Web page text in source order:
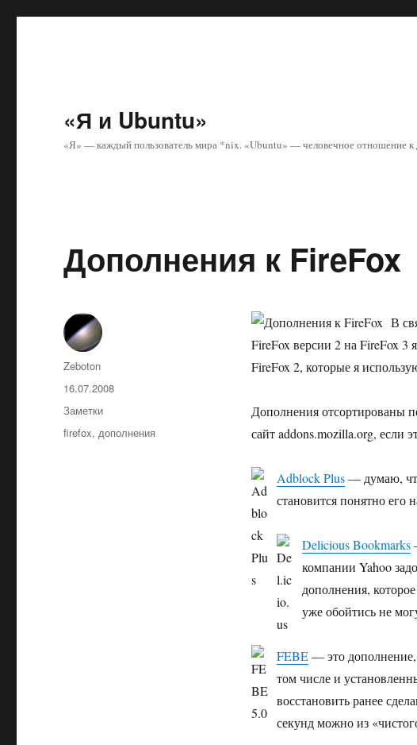
«Я и Ubuntu»
«Я» — каждый пользователь мира *nix. «Ubuntu» — человечное отношение к
Дополнения к FireFox
В
FireFox версии 2 на FireFox 3
FireFox 2, которые я
Дополнения отсортированы
сайт addons.mozilla.org, если
Adblock Plus— думаю,
становится понятно его
Delicious Bookmarks
компании Yahoo
дополнения,
уже обойтись не
FEBE— это дополнение,
том числе и
восстановить ранее
секунд можно из
Автор
Zeboton
Опубликовано
16.07.2008
Рубрики
Заметки
Метки
firefox,дополнения